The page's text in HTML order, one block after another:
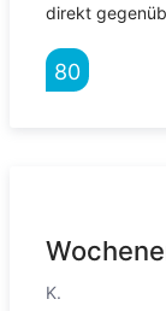
direkt
80
K.